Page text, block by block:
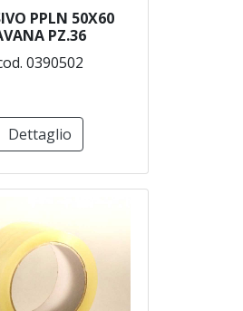
PPLN 50X60
PZ.36
0390502
Dettaglio